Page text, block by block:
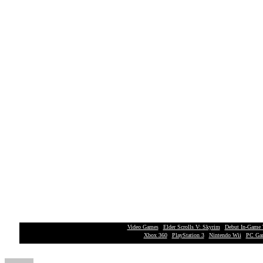
Video Games| Elder Scrolls V: Skyrim| Debut In-Game
Xbox 360| PlayStation 3| Nintendo Wii| PC